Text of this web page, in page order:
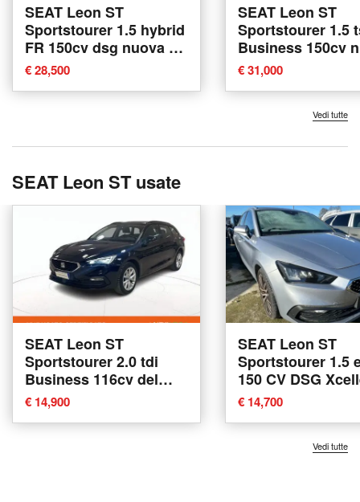
SEAT Leon ST
Sportstourer 1.5 hybrid
FR 150cv dsg nuova a
Castenaso
€ 28,500
SEAT Leon ST
Sportstourer 1.5
Business 150cv
a Mozzecane
€ 31,000
Vedi tutte
SEAT Leon ST usate
SEAT Leon ST
Sportstourer 2.0 tdi
Business 116cv del
2023 usata a Arzignano
€ 14,900
SEAT Leon ST
Sportstourer 1.5
150 CV DSG
del 2021 usata a
Castenaso
€ 14,700
Vedi tutte